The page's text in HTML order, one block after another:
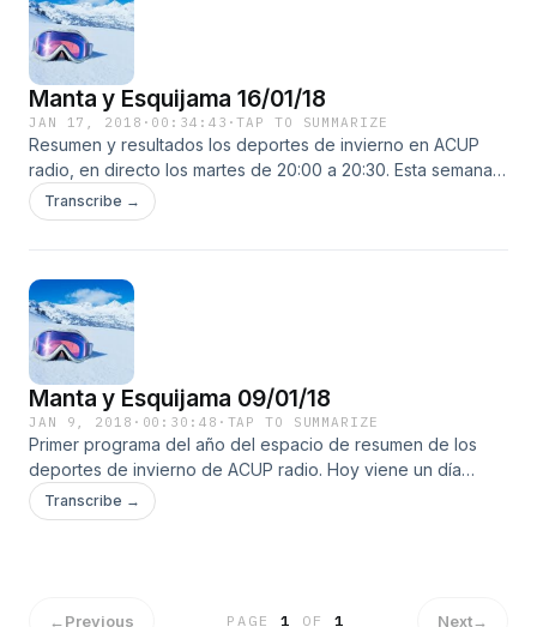
Manta y Esquijama 16/01/18
JAN 17, 2018 · 00:34:43 ·TAP TO SUMMARIZE
Resumen y resultados los deportes de invierno en ACUP
radio, en directo los martes de 20:00 a 20:30. Esta semana
las pruebas han sido: de esquí de fondo en Dresden, saltos
de esquí, en Mitterndorf hombres y Sapporo mujeres,
Transcribe →
Manta y Esquijama 09/01/18
JAN 9, 2018 · 00:30:48 · TAP TO SUMMARIZE
Primer programa del año del espacio de resumen de los
deportes de invierno de ACUP radio. Hoy viene un día
cargado con los 4 trampolines de saltos de esquí, el tour de
esquí y las pruebas en Oberdorf de biathlon.
Transcribe →
←Previous PAGE1 OF 1 Next→